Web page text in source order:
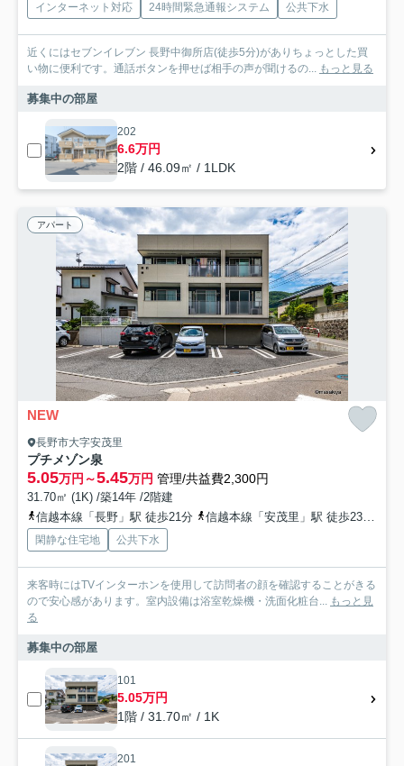
インターネット対応 24時間緊急通報システム 公共下水
近くにはセブンイレブン 長野中御所店(徒歩5分)がありちょっとした買
い物に便利です。通話ボタンを押せば相手の声が聞けるの... もっと見る
募集中の部屋
202
6.6万円
2階 / 46.09㎡ / 1LDK
アパート
NEW
長野市大字安茂里
プチメゾン泉
5.05万円～5.45万円 管理/共益費2,300円
31.70㎡ (1K) /築14年 /2階建
信越本線「長野」駅 徒歩21分
信越本線「安茂里」駅 徒歩23分
閑静な住宅地 公共下水
来客時にはTVインターホンを使用して訪問者の顔を確認することがきる
ので安心感があります。室内設備は浴室乾燥機・洗面化粧台... もっと見
る
募集中の部屋
101
5.05万円
1階 / 31.70㎡ / 1K
201